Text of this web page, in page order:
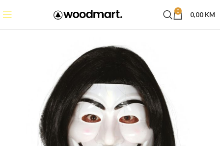
0 0,00 KM